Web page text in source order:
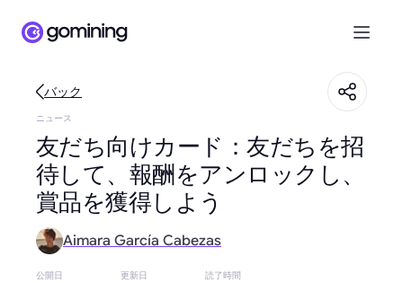
バック
ニュース
友だち向けカード：友だちを招
待して、報酬をアンロックし、
賞品を獲得しよう
Aimara García Cabezas
公開日 更新日 読了時間